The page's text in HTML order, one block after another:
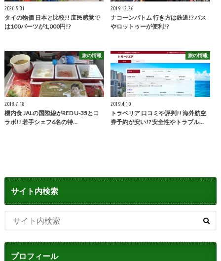
2020.5.31
タイの物価 日本と比較!! 庶民感覚で
は100バーツが1,000円!?
2019.12.26
ナコーンパトム 行き方は鉄道!? バス
やロットゥーが便利!?
旅の情報
2018.7.18
機内食 JALの国際線がRED U-35とコ
ラボ!! 若手シェフ6名の特…
旅の情報
2019.4.10
トラベリア 口コミや評判!! 海外航空
券予約が安い!? 安全性やトラブル…
サイト内検索
プロフィール